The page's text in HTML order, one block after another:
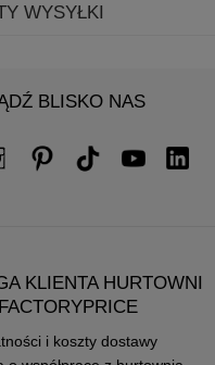
WYSYŁKI
BLISKO NAS
KLIENTA HURTOWNI
FACTORYPRICE
i koszty dostawy